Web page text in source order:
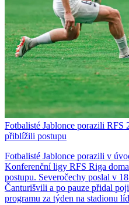
Fotbalisté Jablonce porazili RFS
přiblížili postupu
Fotbalisté Jablonce porazili v
Konferenční ligy RFS Riga
postupu. Severočechy poslal v
Čanturišvili a po pauze přidal
programu za týden na stadionu